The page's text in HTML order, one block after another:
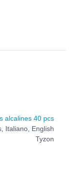
alcalines 40 pcs
Italiano, English
Tyzon